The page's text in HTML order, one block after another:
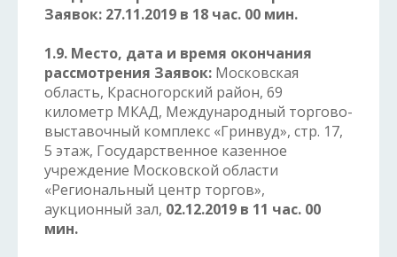
Заявок: 27.11.2019 в 18 час. 00 мин.
1.9. Место, дата и время окончания
рассмотрения Заявок: Московская
область, Красногорский район, 69
километр МКАД, Международный торгово-
выставочный комплекс «Гринвуд», стр. 17,
5 этаж, Государственное казенное
учреждение Московской области
«Региональный центр торгов»,
аукционный зал, 02.12.2019 в 11 час. 00
мин.